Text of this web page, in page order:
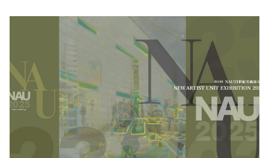
日本23回NAU21世紀美術連立展線上電子書畫冊